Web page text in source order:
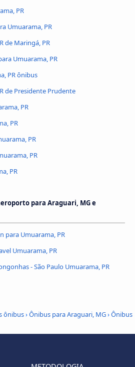
PR
Umuarama, PR
de Maringá, PR
Umuarama, PR
PR ônibus
de Presidente Prudente
PR
PR
PR
PR
PR
para Araguari, MG e
para Umuarama, PR
Umuarama, PR
- São Paulo Umuarama, PR
ônibus›Ônibus para Araguari, MG›Ônibus